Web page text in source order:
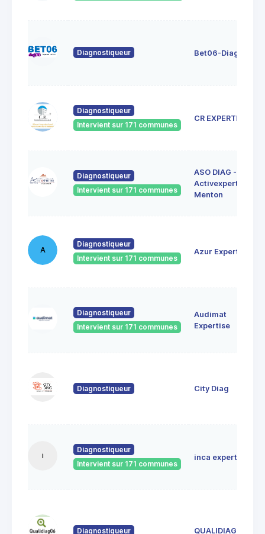
Diagnostiqueur Bet06-Diag06
Diagnostiqueur
Intervient sur 171 communes
CR EXPERTISE
Diagnostiqueur
Intervient sur 171 communes
ASO DIAG -
Activexpertise
Menton
A
Diagnostiqueur
Intervient sur 171 communes
Azur Expertise
Diagnostiqueur
Intervient sur 171 communes
Audimat
Expertise
Diagnostiqueur City Diag
i
Diagnostiqueur
Intervient sur 171 communes
inca expertises
Diagnostiqueur QUALIDIAG 06